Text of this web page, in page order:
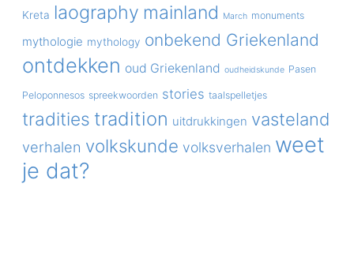
Kreta laography mainland March monuments
mythologie mythology onbekend Griekenland
ontdekken oud Griekenland oudheidskunde Pasen
Peloponnesos spreekwoorden stories taalspelletjes
tradities tradition uitdrukkingen vasteland
verhalen volkskunde volksverhalen weet
je dat?